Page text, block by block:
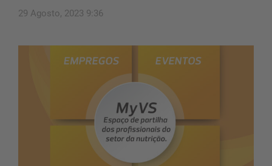
29 Agosto, 2023 9:36